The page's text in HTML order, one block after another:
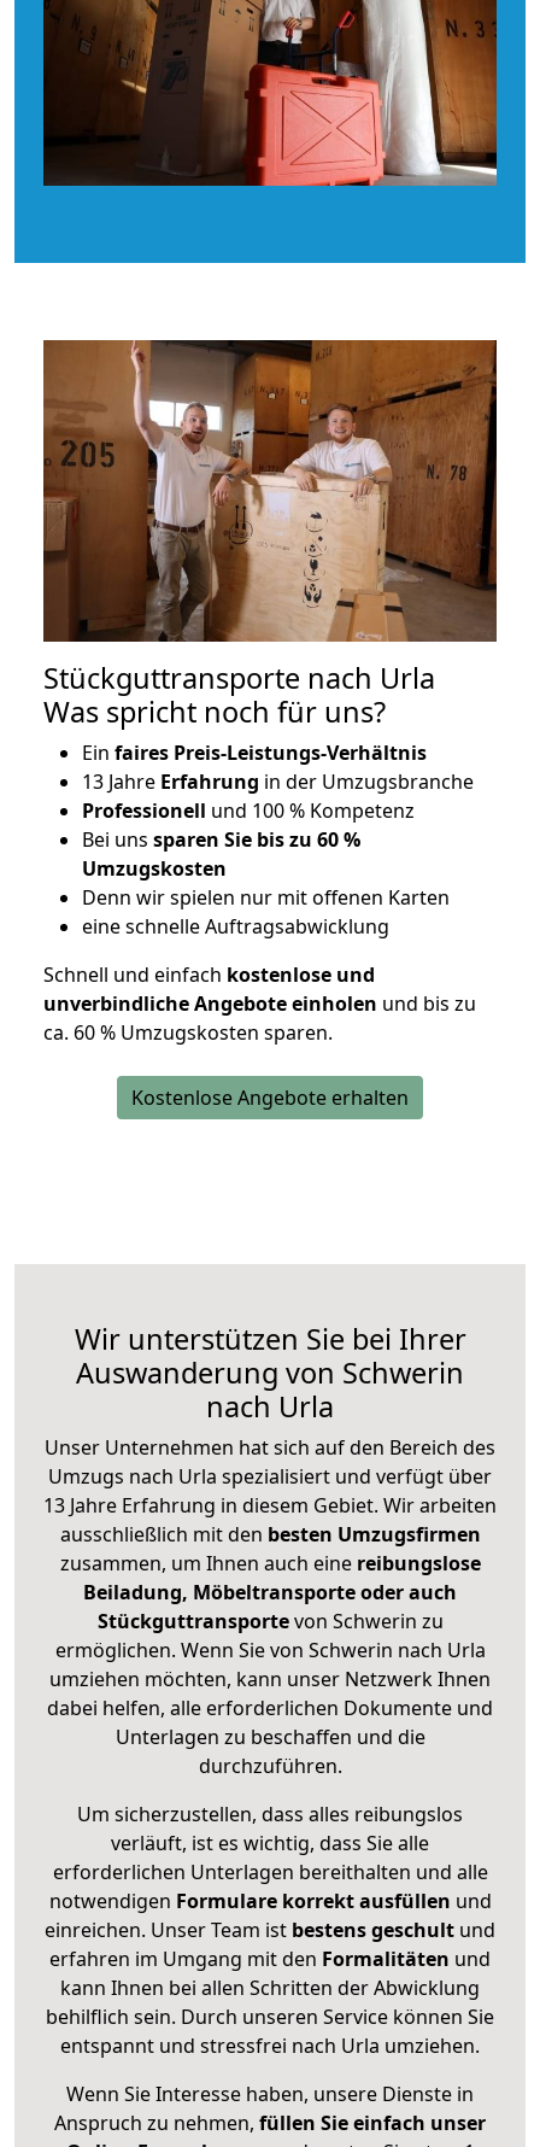
Stückguttransporte nach Urla
Was spricht noch für uns?
Ein faires Preis-Leistungs-Verhältnis
13 Jahre Erfahrung in der Umzugsbranche
Professionell und 100 % Kompetenz
Bei uns sparen Sie bis zu 60 %
Umzugskosten
Denn wir spielen nur mit offenen Karten
eine schnelle Auftragsabwicklung
Schnell und einfach kostenlose und
unverbindliche Angebote einholen und bis zu
ca. 60 % Umzugskosten sparen.
Kostenlose Angebote erhalten
Wir unterstützen Sie bei Ihrer
Auswanderung von Schwerin
nach Urla
Unser Unternehmen hat sich auf den Bereich des
Umzugs nach Urla spezialisiert und verfügt über
13 Jahre Erfahrung in diesem Gebiet. Wir arbeiten
ausschließlich mit den besten Umzugsfirmen
zusammen, um Ihnen auch eine reibungslose
Beiladung, Möbeltransporte oder auch
Stückguttransportevon Schwerin zu
ermöglichen. Wenn Sie von Schwerin nach Urla
umziehen möchten, kann unser Netzwerk Ihnen
dabei helfen, alle erforderlichen Dokumente und
Unterlagen zu beschaffen und die
durchzuführen.
Um sicherzustellen, dass alles reibungslos
verläuft, ist es wichtig, dass Sie alle
erforderlichen Unterlagen bereithalten und alle
notwendigen Formulare korrekt ausfüllen und
einreichen. Unser Team ist bestens geschult und
erfahren im Umgang mit den Formalitäten und
kann Ihnen bei allen Schritten der Abwicklung
behilflich sein. Durch unseren Service können Sie
entspannt und stressfrei nach Urla umziehen.
Wenn Sie Interesse haben, unsere Dienste in
Anspruch zu nehmen, füllen Sie einfach unser